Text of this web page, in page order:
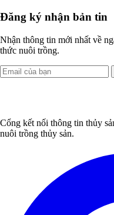
Đăng ký nhận bản tin
Nhận thông tin mới nhất về
thức nuôi trồng.
Cổng kết nối thông tin thủy
nuôi trồng thủy sản.